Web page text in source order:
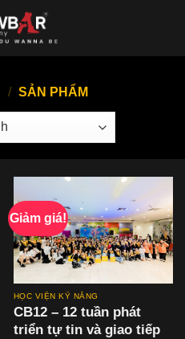
/ SẢN PHẨM
Giảm giá!
HỌC VIỆN KỸ NĂNG
CB12 – 12 tuần phát
triển tự tin và giao tiếp